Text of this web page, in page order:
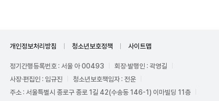
개인정보처리방침 청소년보호정책 사이트맵
정기간행등록번호 : 서울 아 00493
회장·발행인 : 곽영길
사장·편집인 : 임규진
청소년보호책임자 : 전운
주소 : 서울특별시 종로구 종로 1길 42(수송동 146-1) 이마빌딩 11층